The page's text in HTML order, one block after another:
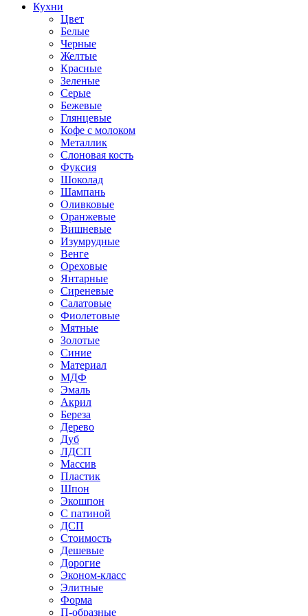
Кухни
Цвет
Белые
Черные
Желтые
Красные
Зеленые
Серые
Бежевые
Глянцевые
Кофе с молоком
Металлик
Слоновая кость
Фуксия
Шоколад
Шампань
Оливковые
Оранжевые
Вишневые
Изумрудные
Венге
Ореховые
Янтарные
Сиреневые
Салатовые
Фиолетовые
Мятные
Золотые
Синие
Материал
МДФ
Эмаль
Акрил
Береза
Дерево
Дуб
ЛДСП
Массив
Пластик
Шпон
Экошпон
С патиной
ДСП
Стоимость
Дешевые
Дорогие
Эконом-класс
Элитные
Форма
П-образные